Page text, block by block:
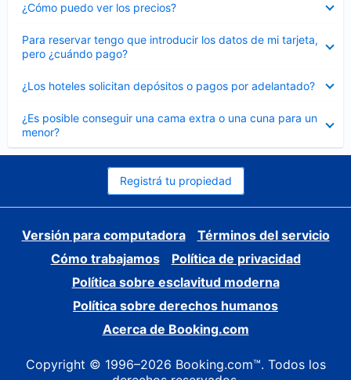
¿Cómo puedo ver los precios?
cerrado
Para reservar tengo que introducir los datos de mi tarjeta,
pero ¿cuándo pago?
cerrado
¿Los hoteles solicitan depósitos o pagos por adelantado?
cerrado
¿Es posible conseguir una cama extra o una cuna para un
menor?
cerrado
Registrá tu propiedad
Versión para computadora
Términos del servicio
Cómo trabajamos
Política de privacidad
Política sobre esclavitud moderna
Política sobre derechos humanos
Acerca de Booking.com
Copyright © 1996–2026 Booking.com™. Todos los